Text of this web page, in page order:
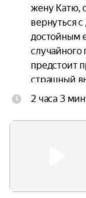
жену Катю,
вернуться
достойным
случайного
предстоит
страшный
2 часа 3